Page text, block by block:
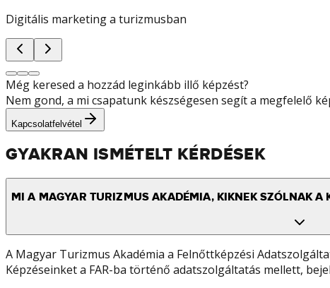
Digitális marketing a turizmusban
Még keresed a hozzád leginkább illő képzést?
Nem gond, a mi csapatunk készségesen segít a megfelelő
Kapcsolatfelvétel
GYAKRAN ISMÉTELT KÉRDÉSEK
MI A MAGYAR TURIZMUS AKADÉMIA, KIKNEK SZÓLNAK A
A Magyar Turizmus Akadémia a Felnőttképzési
Képzéseinket a FAR-ba történő adatszolgáltatás mellett,